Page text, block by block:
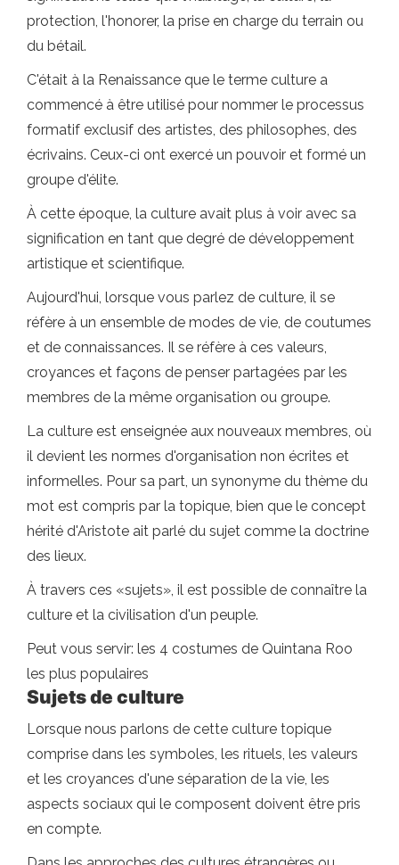
protection, l'honorer, la prise en charge du terrain ou
du bétail.
C'était à la Renaissance que le terme culture a
commencé à être utilisé pour nommer le processus
formatif exclusif des artistes, des philosophes, des
écrivains. Ceux-ci ont exercé un pouvoir et formé un
groupe d'élite.
À cette époque, la culture avait plus à voir avec sa
signification en tant que degré de développement
artistique et scientifique.
Aujourd'hui, lorsque vous parlez de culture, il se
réfère à un ensemble de modes de vie, de coutumes
et de connaissances. Il se réfère à ces valeurs,
croyances et façons de penser partagées par les
membres de la même organisation ou groupe.
La culture est enseignée aux nouveaux membres, où
il devient les normes d'organisation non écrites et
informelles. Pour sa part, un synonyme du thème du
mot est compris par la topique, bien que le concept
hérité d'Aristote ait parlé du sujet comme la doctrine
des lieux.
À travers ces «sujets», il est possible de connaître la
culture et la civilisation d'un peuple.
Peut vous servir: les 4 costumes de Quintana Roo
les plus populaires
Sujets de culture
Lorsque nous parlons de cette culture topique
comprise dans les symboles, les rituels, les valeurs
et les croyances d'une séparation de la vie, les
aspects sociaux qui le composent doivent être pris
en compte.